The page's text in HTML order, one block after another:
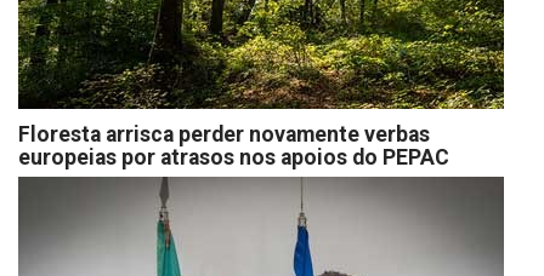
Floresta arrisca perder novamente verbas
europeias por atrasos nos apoios do PEPAC